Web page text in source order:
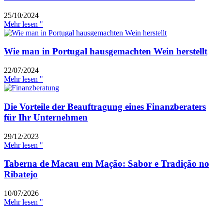
25/10/2024
Mehr lesen "
Wie man in Portugal hausgemachten Wein herstellt
22/07/2024
Mehr lesen "
Die Vorteile der Beauftragung eines Finanzberaters
für Ihr Unternehmen
29/12/2023
Mehr lesen "
Taberna de Macau em Mação: Sabor e Tradição no
Ribatejo
10/07/2026
Mehr lesen "